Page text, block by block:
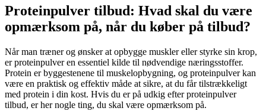
Proteinpulver tilbud: Hvad skal du være
opmærksom på, når du køber på tilbud?
Når man træner og ønsker at opbygge muskler eller styrke sin krop,
er proteinpulver en essentiel kilde til nødvendige næringsstoffer.
Protein er byggestenene til muskelopbygning, og proteinpulver kan
være en praktisk og effektiv måde at sikre, at du får tilstrækkeligt
med protein i din kost. Hvis du er på udkig efter proteinpulver
tilbud, er her nogle ting, du skal være opmærksom på.